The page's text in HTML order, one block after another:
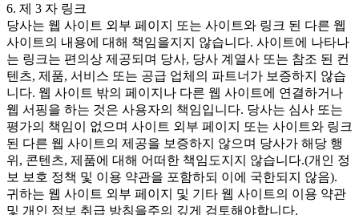
6. 제 3 자 링크
당사는 웹 사이트 외부 페이지 또는 사이트와 링크 된 다른 웹
사이트의 내용에 대해 책임을지지 않습니다. 사이트에 나타나
는 링크는 편의상 제공되며 당사, 당사 계열사 또는 참조 된 컨
텐츠, 제품, 서비스 또는 공급 업체의 파트너가 보증하지 않습
니다. 웹 사이트 밖의 페이지나 다른 웹 사이트에 연결하거나
웹 서핑을 하는 것은 사용자의 책임입니다. 당사는 심사 또는
평가의 책임이 없으며 사이트 외부 페이지 또는 사이트와 링크
된 다른 웹 사이트의 제공을 보증하지 않으며 당사가 해당 행
위, 콘텐츠, 제품에 대해 어떠한 책임도지지 않습니다.(개인 정
보 보호 정책 및 이용 약관을 포함하되 이에 국한되지 않음).
귀하는 웹 사이트 외부 페이지 및 기타 웹 사이트의 이용 약관
및 개인 정보 취급 방침을주의 깊게 검토해야합니다.